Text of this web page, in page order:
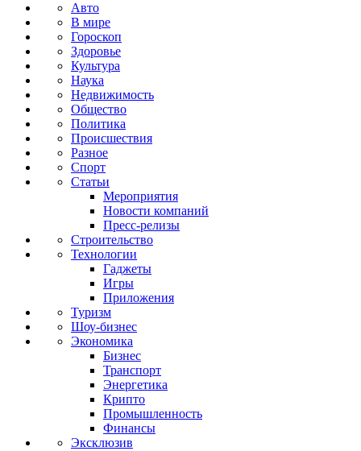
Авто
В мире
Гороскоп
Здоровье
Культура
Наука
Недвижимость
Общество
Политика
Происшествия
Разное
Спорт
Статьи
Мероприятия
Новости компаний
Пресс-релизы
Строительство
Технологии
Гаджеты
Игры
Приложения
Туризм
Шоу-бизнес
Экономика
Бизнес
Транспорт
Энергетика
Крипто
Промышленность
Финансы
Эксклюзив